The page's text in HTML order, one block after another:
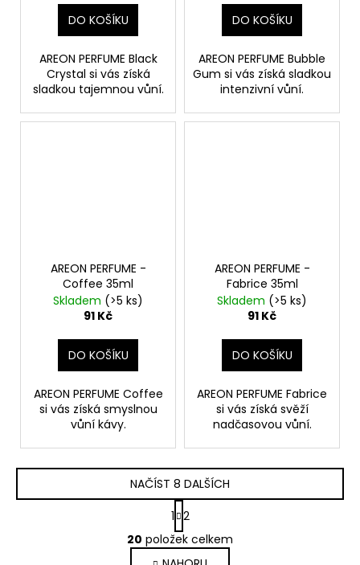
DO KOŠÍKU
AREON PERFUME Black
Crystal si vás získá
sladkou tajemnou vůní.
DO KOŠÍKU
AREON PERFUME Bubble
Gum si vás získá sladkou
intenzivní vůní.
AREON PERFUME -
Coffee 35ml
Skladem (>5 ks)
91 Kč
DO KOŠÍKU
AREON PERFUME Coffee
si vás získá smyslnou
vůní kávy.
AREON PERFUME -
Fabrice 35ml
Skladem (>5 ks)
91 Kč
DO KOŠÍKU
AREON PERFUME Fabrice
si vás získá svěží
nadčasovou vůní.
O
v
NAČÍST 8 DALŠÍCH
S
t
r
á
1 2
20 položek celkem